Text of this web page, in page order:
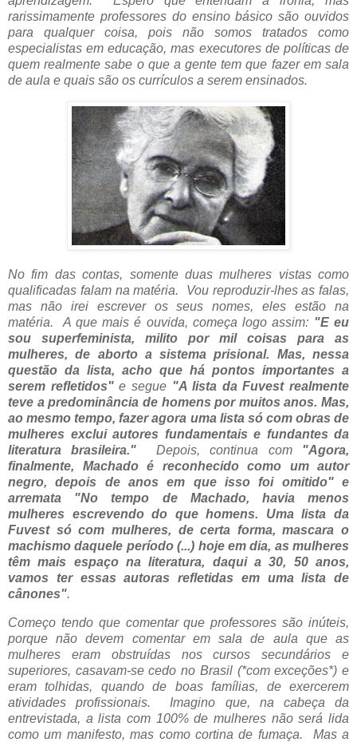
rarissimamente professores do ensino básico são ouvidos
para qualquer coisa, pois não somos tratados como
especialistas em educação, mas executores de políticas de
quem realmente sabe o que a gente tem que fazer em sala
de aula e quais são os currículos a serem ensinados.
No fim das contas, somente duas mulheres vistas como
qualificadas falam na matéria. Vou reproduzir-lhes as falas,
mas não irei escrever os seus nomes, eles estão na
matéria. A que mais é ouvida, começa logo assim: "E eu
sou superfeminista, milito por mil coisas para as
mulheres, de aborto a sistema prisional. Mas, nessa
questão da lista, acho que há pontos importantes a
serem refletidos"e segue"A lista da Fuvest realmente
teve a predominância de homens por muitos anos. Mas,
ao mesmo tempo, fazer agora uma lista só com obras de
mulheres exclui autores fundamentais e fundantes da
literatura brasileira." Depois, continua com
"Agora,
finalmente, Machado é reconhecido como um autor
negro, depois de anos em que isso foi omitido" e
arremata "No tempo de Machado, havia menos
mulheres escrevendo do que homens. Uma lista da
Fuvest só com mulheres, de certa forma, mascara o
machismo daquele período (...) hoje em dia, as mulheres
têm mais espaço na literatura, daqui a 30, 50 anos,
vamos ter essas autoras refletidas em uma lista de
cânones".
Começo tendo que comentar que professores são inúteis,
porque não devem comentar em sala de aula que as
mulheres eram obstruídas nos cursos secundários e
superiores, casavam-se cedo no Brasil (*com exceções*) e
eram tolhidas, quando de boas famílias, de exercerem
atividades profissionais. Imagino que, na cabeça da
entrevistada, a lista com 100% de mulheres não será lida
como um manifesto, mas como cortina de fumaça. Mas a